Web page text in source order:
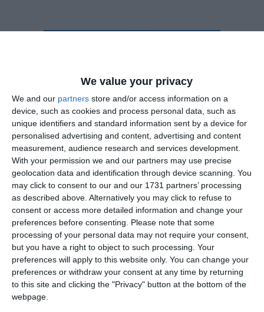
We value your privacy
We and our partners store and/or access information on a
device, such as cookies and process personal data, such as
unique identifiers and standard information sent by a device for
personalised advertising and content, advertising and content
measurement, audience research and services development.
With your permission we and our partners may use precise
geolocation data and identification through device scanning. You
may click to consent to our and our 1731 partners’ processing
as described above. Alternatively you may click to refuse to
consent or access more detailed information and change your
preferences before consenting.
Please note that some
processing of your personal data may not require your consent,
but you have a right to object to such processing. Your
preferences will apply to this website only. You can change your
preferences or withdraw your consent at any time by returning
to this site and clicking the "Privacy" button at the bottom of the
webpage.
Înființată în anul 2021, societatea are sediul pe Bulevardul 1
Mai din Constanța și activează în domeniul„Alte
transporturi terestre de călători” .
Management:Firma este deținută de Simona Mihai
Caragea și administrată de Andrei Mihai.
Performanță financiară:În anul 2024, societatea a
raportat o cifră de afaceri de peste